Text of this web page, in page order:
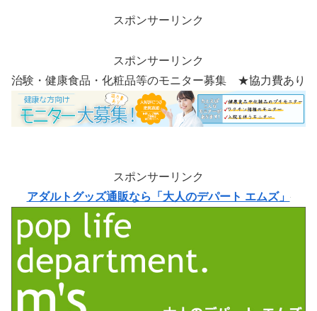
スポンサーリンク
スポンサーリンク
治験・健康食品・化粧品等のモニター募集 ★協力費あり
スポンサーリンク
アダルトグッズ通販なら「大人のデパート エムズ」